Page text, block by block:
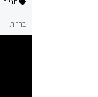
בחזית